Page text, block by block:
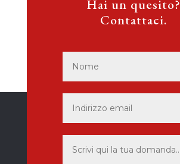
Hai un quesito?
Contattaci.